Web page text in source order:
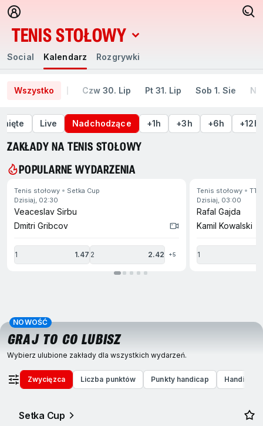
TENIS STOŁOWY
Social Kalendarz Rozgrywki
Wszystko Czw 30. Lip Pt 31. Lip Sob 1. Sie
Live Nadchodzące +1h +3h +6h +12h
ZAKŁADY NA TENIS STOŁOWY
POPULARNE WYDARZENIA
na koniec
Tenis stołowy
Setka Cup
dzisiaj, 02:30
Veaceslav Sirbu
Dmitri Gribcov
1 1.47 2 2.42 +5
Tenis stołowy
TT
dzisiaj, 03:00
Rafal Gajda
Kamil Kowalski
1
na początek
NOWOŚĆ
GRAJ TO CO LUBISZ
Wybierz ulubione zakłady dla wszystkich wydarzeń.
Zwycięzca Liczba punktów Punkty handicap Handicap
Setka Cup